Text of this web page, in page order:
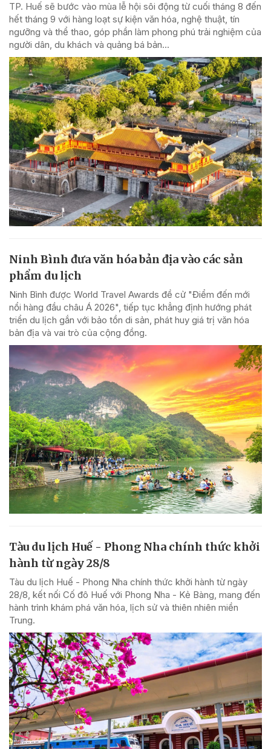
TP. Huế sẽ bước vào mùa lễ hội sôi động từ cuối tháng 8 đến
hết tháng 9 với hàng loạt sự kiện văn hóa, nghệ thuật, tín
ngưỡng và thể thao, góp phần làm phong phú trải nghiệm của
người dân, du khách và quảng bá bản...
Ninh Bình đưa văn hóa bản địa vào các sản
phẩm du lịch
Ninh Bình được World Travel Awards đề cử "Điểm đến mới
nổi hàng đầu châu Á 2026", tiếp tục khẳng định hướng phát
triển du lịch gắn với bảo tồn di sản, phát huy giá trị văn hóa
bản địa và vai trò của cộng đồng.
Tàu du lịch Huế - Phong Nha chính thức khởi
hành từ ngày 28/8
Tàu du lịch Huế - Phong Nha chính thức khởi hành từ ngày
28/8, kết nối Cố đô Huế với Phong Nha - Kẻ Bàng, mang đến
hành trình khám phá văn hóa, lịch sử và thiên nhiên miền
Trung.